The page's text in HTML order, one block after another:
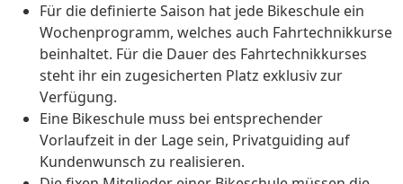
Für die definierte Saison hat jede Bikeschule ein
Wochenprogramm, welches auch Fahrtechnikkurse
beinhaltet. Für die Dauer des Fahrtechnikkurses
steht ihr ein zugesicherten Platz exklusiv zur
Verfügung.
Eine Bikeschule muss bei entsprechender
Vorlaufzeit in der Lage sein, Privatguiding auf
Kundenwunsch zu realisieren.